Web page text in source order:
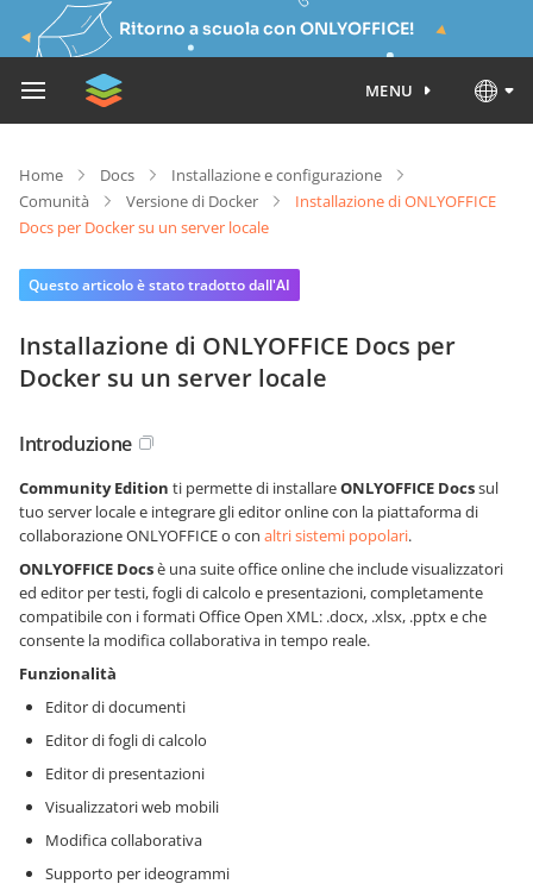
Ritorno a scuola con ONLYOFFICE!
MENU
Home Docs
Installazione e configurazione
Comunità
Versione di Docker
Installazione di ONLYOFFICE
Docs per Docker su un server locale
Questo articolo è stato tradotto dall'AI
Installazione di ONLYOFFICE Docs per
Docker su un server locale
Introduzione
Community Edition ti permette di installareONLYOFFICE Docssul
tuo server locale e integrare gli editor online con la piattaforma di
collaborazione ONLYOFFICE o con altri sistemi popolari.
ONLYOFFICE Docsè una suite office online che include visualizzatori
ed editor per testi, fogli di calcolo e presentazioni, completamente
compatibile con i formati Office Open XML: .docx, .xlsx, .pptx e che
consente la modifica collaborativa in tempo reale.
Funzionalità
Editor di documenti
Editor di fogli di calcolo
Editor di presentazioni
Visualizzatori web mobili
Modifica collaborativa
Supporto per ideogrammi